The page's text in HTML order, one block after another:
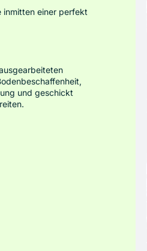
inmitten einer perfekt
und geschickt